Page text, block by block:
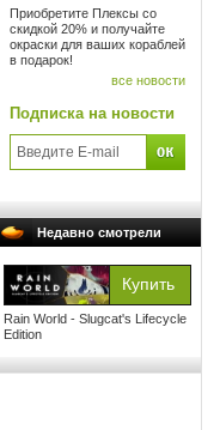
Приобретите Плексы со
скидкой 20% и получайте
окраски для ваших кораблей
в подарок!
все новости
Подписка на новости
Недавно смотрели
Rain World - Slugcat's Lifecycle
Edition